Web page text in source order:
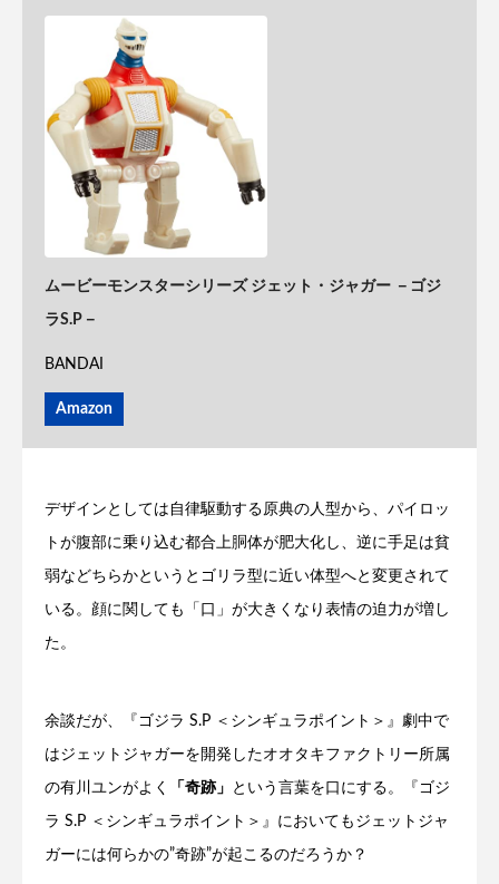
ムービーモンスターシリーズ ジェット・ジャガー －ゴジ
ラS.P－
BANDAI
Amazon
デザインとしては自律駆動する原典の人型から、パイロッ
トが腹部に乗り込む都合上胴体が肥大化し、逆に手足は貧
弱などちらかというとゴリラ型に近い体型へと変更されて
いる。顔に関しても「口」が大きくなり表情の迫力が増し
た。
余談だが、『ゴジラ S.P ＜シンギュラポイント＞』劇中で
はジェットジャガーを開発したオオタキファクトリー所属
の有川ユンがよく 「奇跡」 という言葉を口にする。『ゴジ
ラ S.P ＜シンギュラポイント＞』においてもジェットジャ
ガーには何らかの”奇跡”が起こるのだろうか？